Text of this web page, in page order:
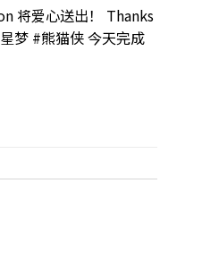
将爱心送出！ Thanks
梦 #熊猫侠 今天完成